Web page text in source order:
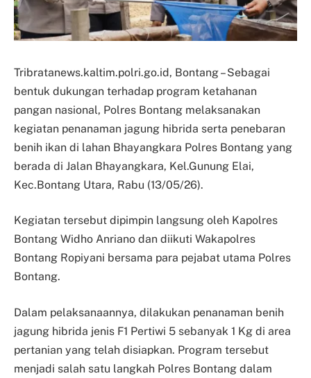
Tribratanews.kaltim.polri.go.id, Bontang – Sebagai
bentuk dukungan terhadap program ketahanan
pangan nasional, Polres Bontang melaksanakan
kegiatan penanaman jagung hibrida serta penebaran
benih ikan di lahan Bhayangkara Polres Bontang yang
berada di Jalan Bhayangkara, Kel.Gunung Elai,
Kec.Bontang Utara, Rabu (13/05/26).
Kegiatan tersebut dipimpin langsung oleh Kapolres
Bontang Widho Anriano dan diikuti Wakapolres
Bontang Ropiyani bersama para pejabat utama Polres
Bontang.
Dalam pelaksanaannya, dilakukan penanaman benih
jagung hibrida jenis F1 Pertiwi 5 sebanyak 1 Kg di area
pertanian yang telah disiapkan. Program tersebut
menjadi salah satu langkah Polres Bontang dalam